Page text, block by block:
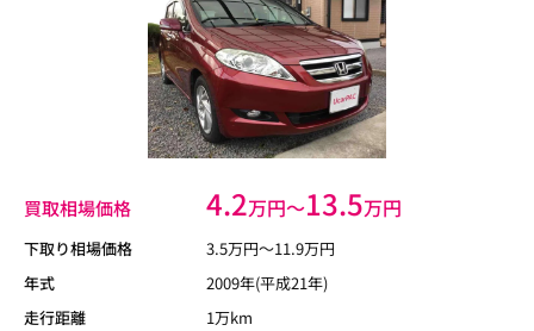
買取相場価格 4.2万円〜13.5万円
下取り相場価格 3.5万円〜11.9万円
年式
2009年(平成21年)
走行距離
1万km